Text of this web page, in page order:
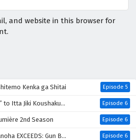
and website in this browser for
Kenka ga Shitai Episode 5
sama ga Nazeka Dekiai shitekimasu Episode 6
2nd Season Episode 6
Gun Blaze Vengeance Episode 6